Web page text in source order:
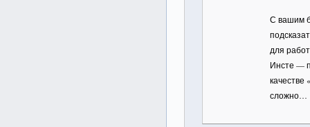
С вашим
для
Инсте —
сложно…